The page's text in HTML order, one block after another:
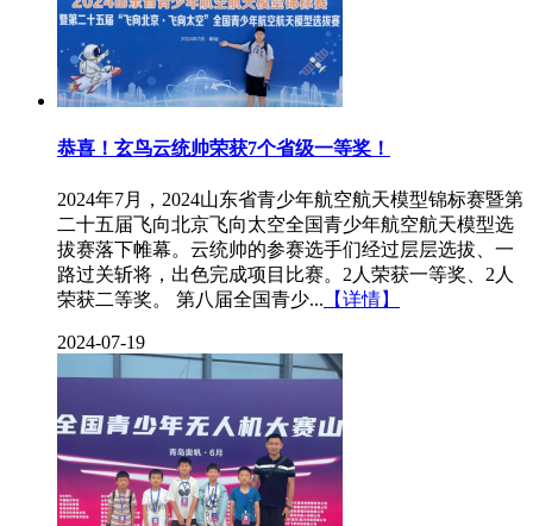
恭喜！玄鸟云统帅荣获7个省级一等奖！
2024年7月，2024山东省青少年航空航天模型锦标赛暨第
二十五届飞向北京飞向太空全国青少年航空航天模型选
拔赛落下帷幕。云统帅的参赛选手们经过层层选拔、一
路过关斩将，出色完成项目比赛。2人荣获一等奖、2人
荣获二等奖。 第八届全国青少... 【详情】
2024-07-19